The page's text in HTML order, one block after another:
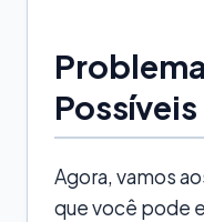
Agora, vamos
que você pode